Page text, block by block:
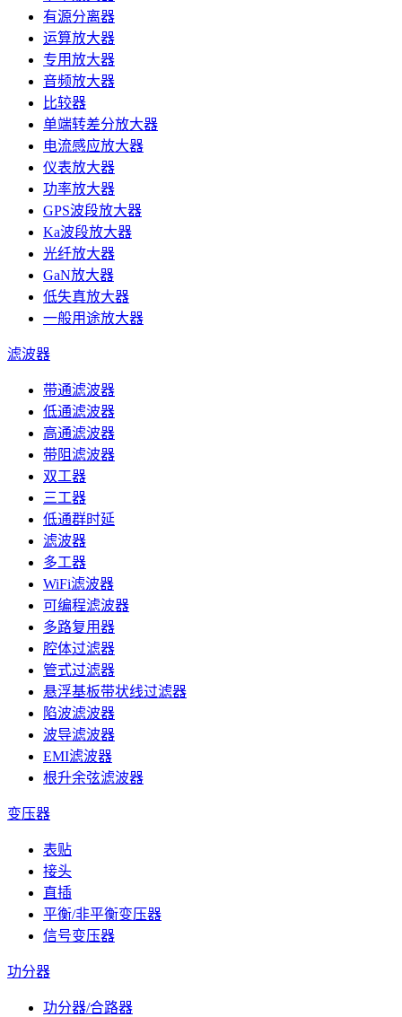
有源分离器
运算放大器
专用放大器
音频放大器
比较器
单端转差分放大器
电流感应放大器
仪表放大器
功率放大器
GPS波段放大器
Ka波段放大器
光纤放大器
GaN放大器
低失真放大器
一般用途放大器
滤波器
带通滤波器
低通滤波器
高通滤波器
带阻滤波器
双工器
三工器
低通群时延
滤波器
多工器
WiFi滤波器
可编程滤波器
多路复用器
腔体过滤器
管式过滤器
悬浮基板带状线过滤器
陷波滤波器
波导滤波器
EMI滤波器
根升余弦滤波器
变压器
表贴
接头
直插
平衡/非平衡变压器
信号变压器
功分器
功分器/合路器